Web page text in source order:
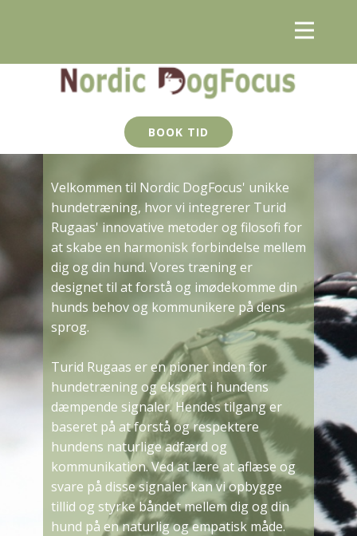
BOOK TID
Velkommen til Nordic DogFocus' unikke
hundetræning, hvor vi integrerer Turid
Rugaas' innovative metoder og filosofi for
at skabe en harmonisk forbindelse mellem
dig og din hund. Vores træning er
designet til at forstå og imødekomme din
hunds behov og kommunikere på dens
sprog.
Turid Rugaas er en pioner inden for
hundetræning og ekspert i hundens
dæmpende signaler. Hendes tilgang er
baseret på at forstå og respektere
hundens naturlige adfærd og
kommunikation. Ved at lære at aflæse og
svare på disse signaler kan vi opbygge
tillid og styrke båndet mellem dig og din
hund på en naturlig og empatisk måde.